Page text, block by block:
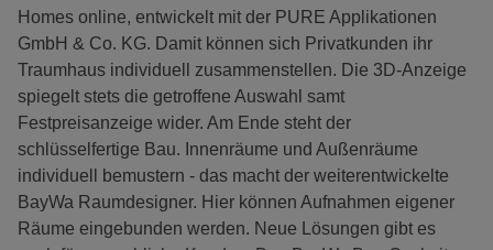
Homes online, entwickelt mit der PURE Applikationen
GmbH & Co. KG. Damit können sich Privatkunden ihr
Traumhaus individuell zusammenstellen. Die 3D-Anzeige
spiegelt stets die getroffene Auswahl samt
Festpreisanzeige wider. Am Ende steht der
schlüsselfertige Bau. Innenräume und Außenräume
individuell bemustern - das macht der weiterentwickelte
BayWa Raumdesigner. Hier können Aufnahmen eigener
Räume eingebunden werden. Neue Lösungen gibt es